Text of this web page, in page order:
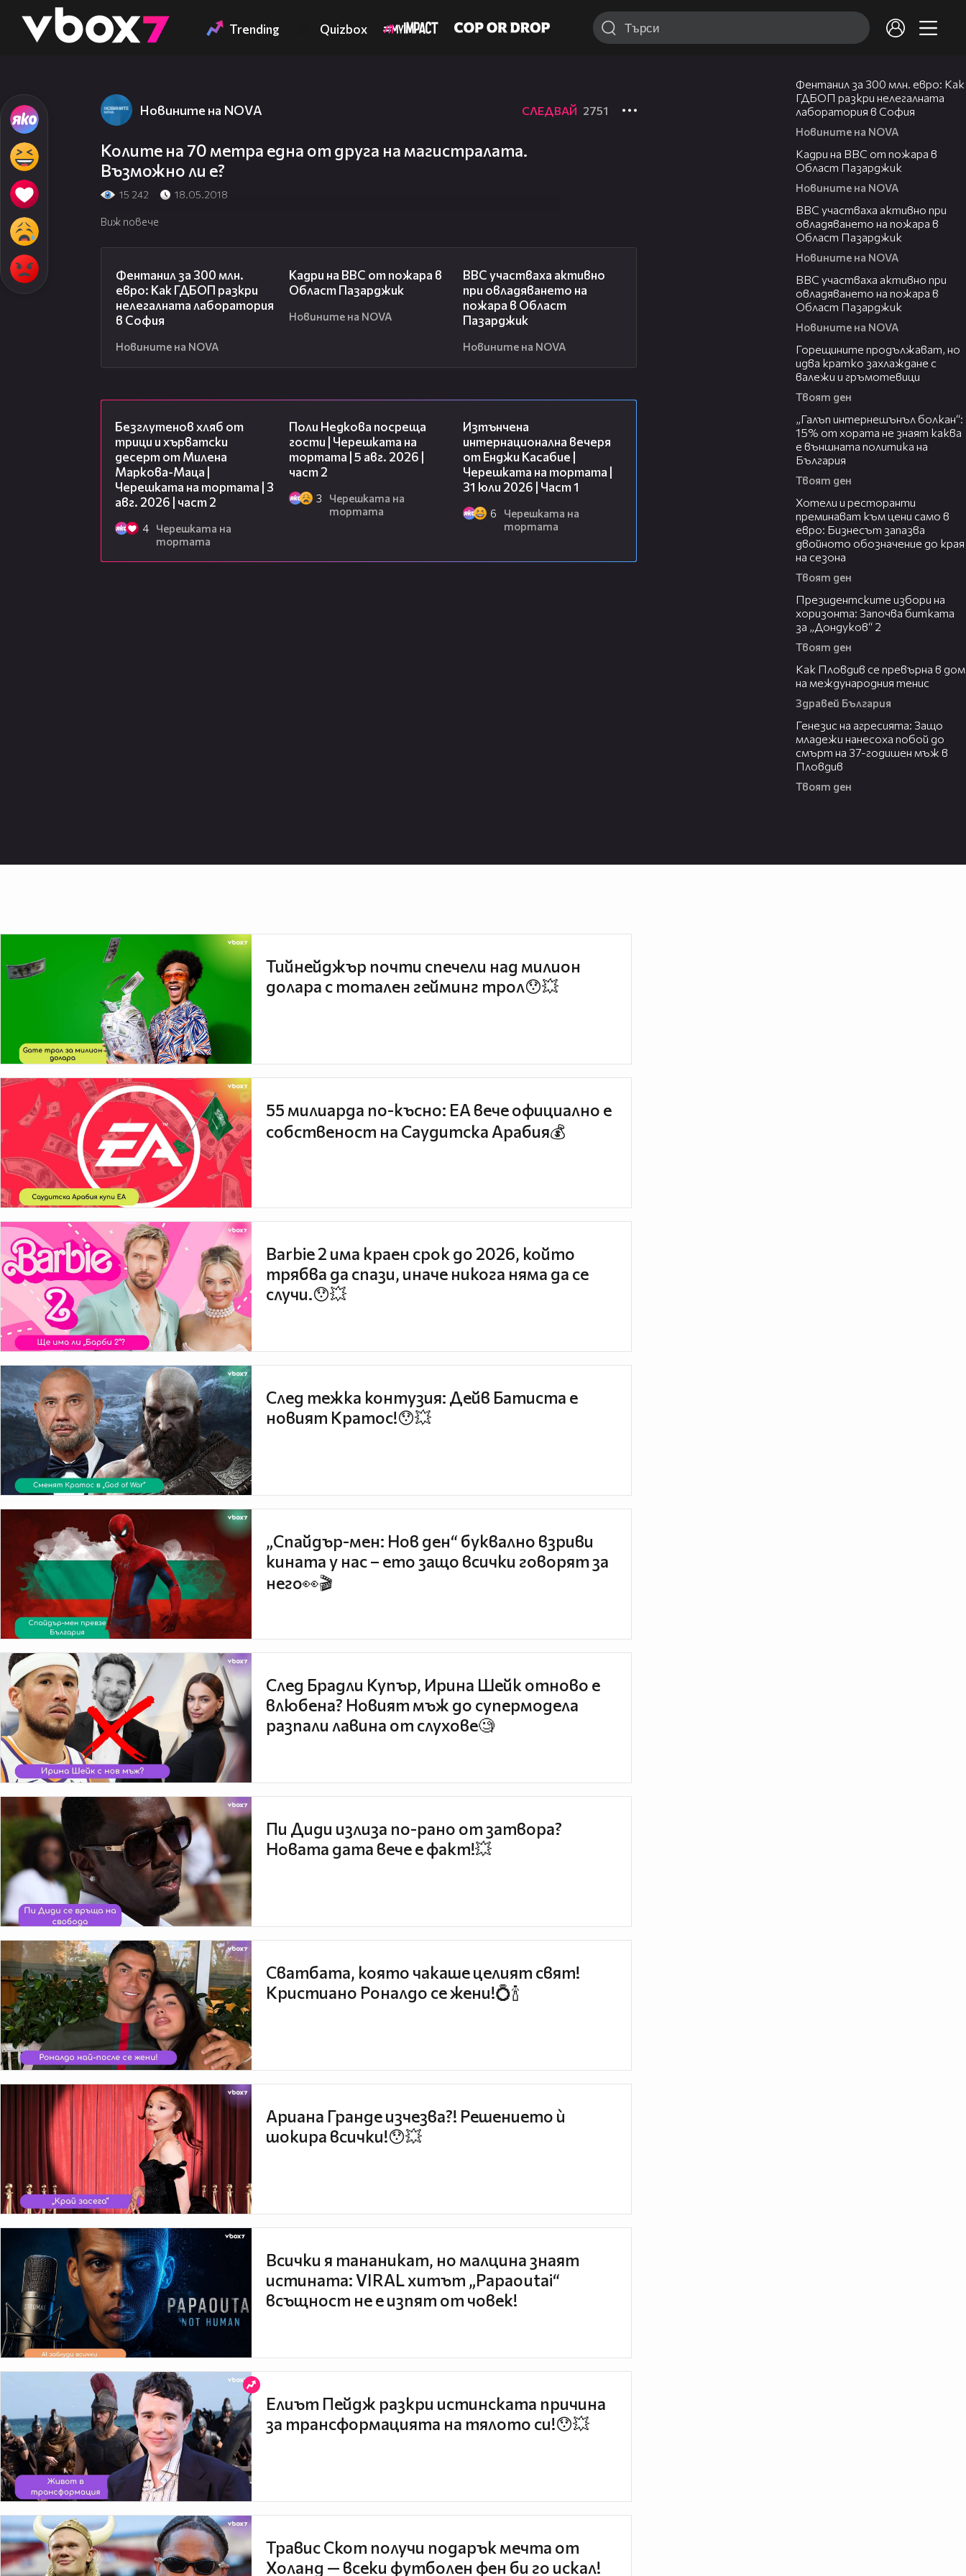
👾 Trending Quizbox
Новините на NOVA СЛЕДВАЙ 2751
Колите на 70 метра една от друга на магистралата.
Възможно ли е?
15 242 18.05.2018
Виж повече
Фентанил за 300 млн.
евро: Как ГДБОП разкри
нелегалната лаборатория
в София
Новините на NOVA
Кадри на ВВС от пожара в
Област Пазарджик
Новините на NOVA
ВВС участваха активно
при овладяването на
пожара в Област
Пазарджик
Новините на NOVA
Безглутенов хляб от
трици и хърватски
десерт от Милена
Маркова-Маца |
Черешката на тортата | 3
авг. 2026 | част 2
4
Черешката на
тортата
Поли Недкова посреща
гости | Черешката на
тортата | 5 авг. 2026 |
част 2
3
Черешката на
тортата
Изтънчена
интернационална вечеря
от Енджи Касабие |
Черешката на тортата |
31 юли 2026 | Част 1
6
Черешката на
тортата
Фентанил за 300 млн. евро: Как
ГДБОП разкри нелегалната
лаборатория в София
Новините на NOVA
Кадри на ВВС от пожара в
Област Пазарджик
Новините на NOVA
ВВС участваха активно при
овладяването на пожара в
Област Пазарджик
Новините на NOVA
ВВС участваха активно при
овладяването на пожара в
Област Пазарджик
Новините на NOVA
Горещините продължават, но
идва кратко захлаждане с
валежи и гръмотевици
Твоят ден
„Галъп интернешънъл болкан“:
15% от хората не знаят каква
е външната политика на
България
Твоят ден
Хотели и ресторанти
преминават към цени само в
евро: Бизнесът запазва
двойното обозначение до края
на сезона
Твоят ден
Президентските избори на
хоризонта: Започва битката
за „Дондуков“ 2
Твоят ден
Как Пловдив се превърна в дом
на международния тенис
Здравей България
Генезис на агресията: Защо
младежи нанесоха побой до
смърт на 37-годишен мъж в
Пловдив
Твоят ден
Тийнейджър почти спечели над милион
долара с тотален гейминг трол😯💥
55 милиарда по-късно: EA вече официално е
собственост на Саудитска Арабия💰
Barbie 2 има краен срок до 2026, който
трябва да спази, иначе никога няма да се
случи.😯💥
След тежка контузия: Дейв Батиста е
новият Кратос!😯💥
„Спайдър-мен: Нов ден“ буквално взриви
кината у нас – ето защо всички говорят за
него👀🎬
След Брадли Купър, Ирина Шейк отново е
влюбена? Новият мъж до супермодела
разпали лавина от слухове🧐
Пи Диди излиза по-рано от затвора?
Новата дата вече е факт!💥
Сватбата, която чакаше целият свят!
Кристиано Роналдо се жени!💍🍾
Ариана Гранде изчезва?! Решението ѝ
шокира всички!😯💥
Всички я тананикат, но малцина знаят
истината: VIRAL хитът „Papaoutai“
всъщност не е изпят от човек!
Елиът Пейдж разкри истинската причина
за трансформацията на тялото си!😯💥
Травис Скот получи подарък мечта от
Холанд — всеки футболен фен би го искал!